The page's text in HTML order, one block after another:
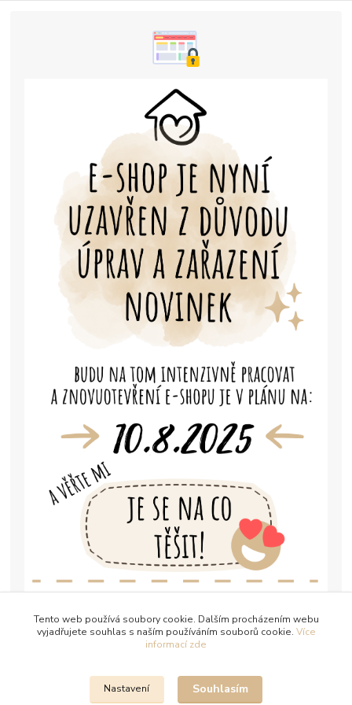
Tento web používá soubory cookie. Dalším procházením webu
vyjadřujete souhlas s naším používáním souborů cookie. Více
informací zde
Nastavení Souhlasím